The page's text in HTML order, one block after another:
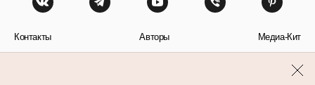
Контакты Авторы Медиа-Кит